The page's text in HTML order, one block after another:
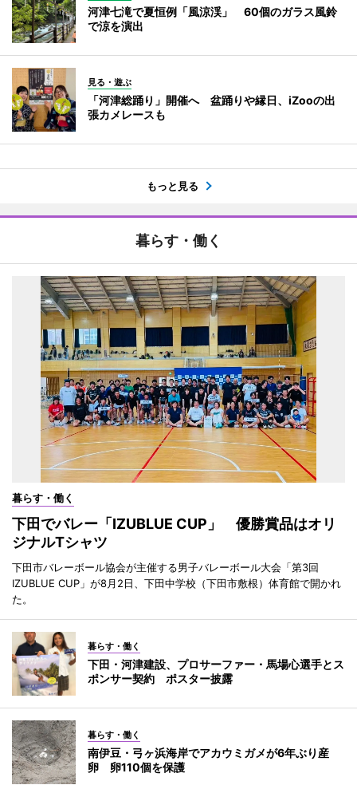
河津七滝で夏恒例「風涼渓」 60個のガラス風鈴
で涼を演出
見る・遊ぶ
「河津総踊り」開催へ 盆踊りや縁日、iZooの出
張カメレースも
もっと見る
暮らす・働く
暮らす・働く
下田でバレー「IZUBLUE CUP」 優勝賞品はオリ
ジナルTシャツ
下田市バレーボール協会が主催する男子バレーボール大会「第3回
IZUBLUE CUP」が8月2日、下田中学校（下田市敷根）体育館で開かれ
た。
暮らす・働く
下田・河津建設、プロサーファー・馬場心選手とス
ポンサー契約 ポスター披露
暮らす・働く
南伊豆・弓ヶ浜海岸でアカウミガメが6年ぶり産
卵 卵110個を保護